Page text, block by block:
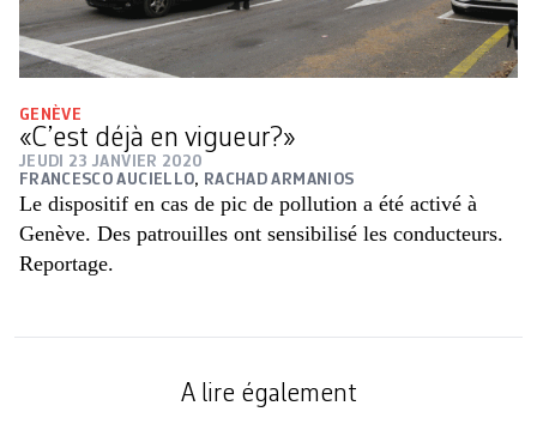
GENÈVE
«C’est déjà en vigueur?»
JEUDI 23 JANVIER 2020
FRANCESCO AUCIELLO, RACHAD ARMANIOS
Le dispositif en cas de pic de pollution a été activé à
Genève. Des patrouilles ont sensibilisé les conducteurs.
Reportage.
A lire également